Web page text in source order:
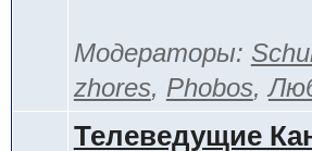
Модераторы:
zhores, Phobos,
Телеведущие